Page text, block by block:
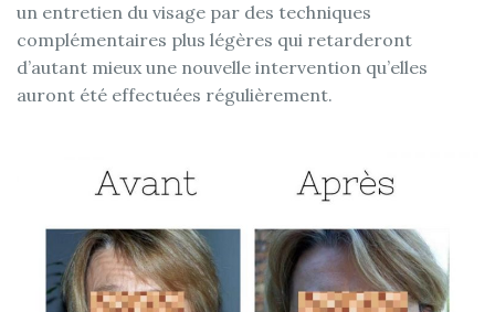
un entretien du visage par des techniques
complémentaires plus légères qui retarderont
d’autant mieux une nouvelle intervention qu’elles
auront été effectuées régulièrement.